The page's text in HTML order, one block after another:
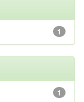
1
1